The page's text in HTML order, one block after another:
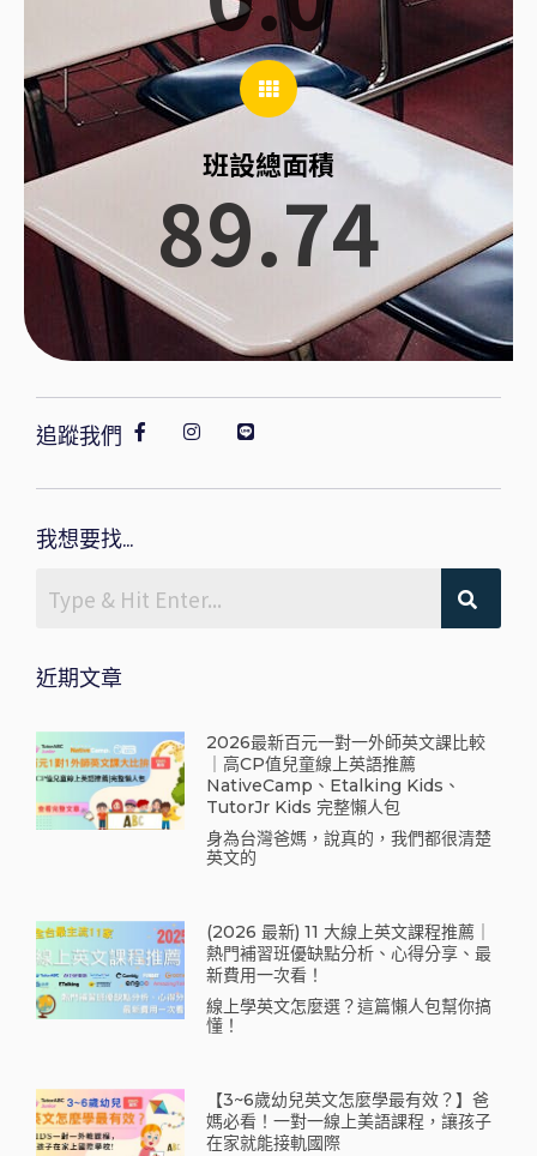
班設總面積
89.74
追蹤我們
我想要找...
近期文章
2026最新百元一對一外師英文課比較
｜高CP值兒童線上英語推薦
NativeCamp、Etalking Kids、
TutorJr Kids 完整懶人包
身為台灣爸媽，說真的，我們都很清楚
英文的
(2026 最新) 11 大線上英文課程推薦｜
熱門補習班優缺點分析、心得分享、最
新費用一次看！
線上學英文怎麼選？這篇懶人包幫你搞
懂！
【3~6歲幼兒英文怎麼學最有效？】爸
媽必看！一對一線上美語課程，讓孩子
在家就能接軌國際